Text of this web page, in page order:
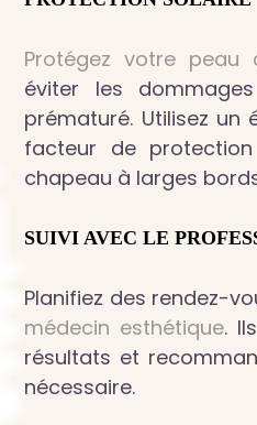
Protégez votre peau
éviter les
prématuré. Utilisez un
facteur de
chapeau à larges
SUIVI AVEC LE
Planifiez des rendez-
médecin esthétique.
résultats et
nécessaire.